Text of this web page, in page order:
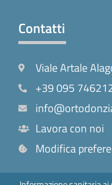
Contatti
Viale Artale
+39 095
Lavora con noi
Modifica